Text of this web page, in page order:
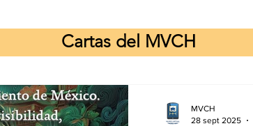
Cartas del MVCH
MVCH
28 sept 2025